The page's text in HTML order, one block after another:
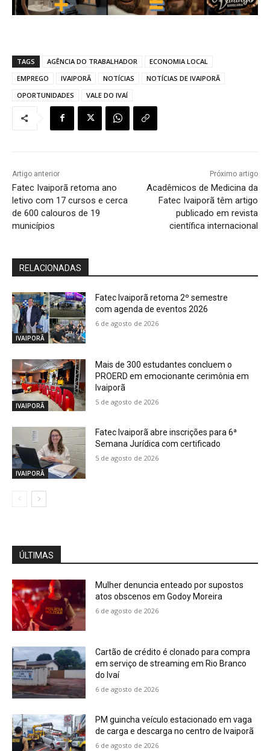
TAGS AGÊNCIA DO TRABALHADOR
ECONOMIA LOCAL
EMPREGO
IVAIPORÃ NOTÍCIAS
NOTÍCIAS DE IVAIPORÃ
OPORTUNIDADES
VALE DO IVAÍ
Artigo anterior
Fatec Ivaiporã retoma ano
letivo com 17 cursos e cerca
de 600 calouros de 19
municípios
Próximo artigo
Acadêmicos de Medicina da
Fatec Ivaiporã têm artigo
publicado em revista
científica internacional
RELACIONADAS
IVAIPORÃ
Fatec Ivaiporã retoma 2º semestre
com agenda de eventos 2026
6 de agosto de 2026
IVAIPORÃ
Mais de 300 estudantes concluem o
PROERD em emocionante cerimônia em
Ivaiporã
5 de agosto de 2026
IVAIPORÃ
Fatec Ivaiporã abre inscrições para 6ª
Semana Jurídica com certificado
5 de agosto de 2026
ÚLTIMAS
Mulher denuncia enteado por supostos
atos obscenos em Godoy Moreira
6 de agosto de 2026
Cartão de crédito é clonado para compra
em serviço de streaming em Rio Branco
do Ivaí
6 de agosto de 2026
PM guincha veículo estacionado em vaga
de carga e descarga no centro de Ivaiporã
6 de agosto de 2026